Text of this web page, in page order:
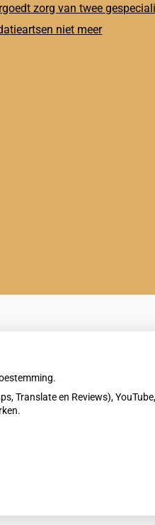
zorg van twee
niet meer
Translate en Reviews),